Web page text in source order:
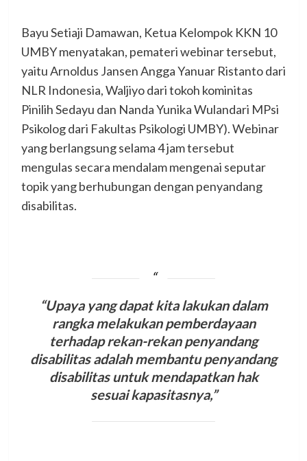
Bayu Setiaji Damawan, Ketua Kelompok KKN 10
UMBY menyatakan, pemateri webinar tersebut,
yaitu Arnoldus Jansen Angga Yanuar Ristanto dari
NLR Indonesia, Waljiyo dari tokoh kominitas
Pinilih Sedayu dan Nanda Yunika Wulandari MPsi
Psikolog dari Fakultas Psikologi UMBY). Webinar
yang berlangsung selama 4 jam tersebut
mengulas secara mendalam mengenai seputar
topik yang berhubungan dengan penyandang
disabilitas.
“Upaya yang dapat kita lakukan dalam
rangka melakukan pemberdayaan
terhadap rekan-rekan penyandang
disabilitas adalah membantu penyandang
disabilitas untuk mendapatkan hak
sesuai kapasitasnya,”